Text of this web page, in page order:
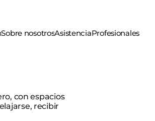
Sobre nosotrosAsistenciaProfesionales
con espacios
recibir